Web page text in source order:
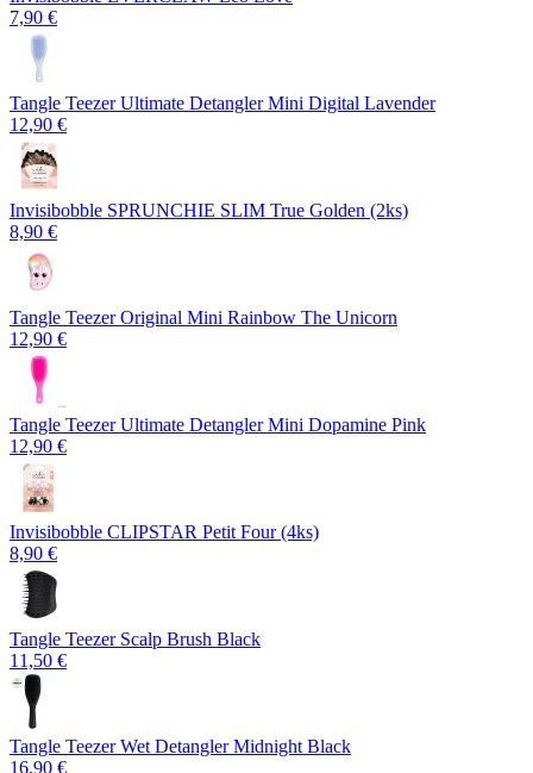
7,90 €
Tangle Teezer Ultimate Detangler Mini Digital Lavender
12,90 €
Invisibobble SPRUNCHIE SLIM True Golden (2ks)
8,90 €
Tangle Teezer Original Mini Rainbow The Unicorn
12,90 €
Tangle Teezer Ultimate Detangler Mini Dopamine Pink
12,90 €
Invisibobble CLIPSTAR Petit Four (4ks)
8,90 €
Tangle Teezer Scalp Brush Black
11,50 €
Tangle Teezer Wet Detangler Midnight Black
16,90 €